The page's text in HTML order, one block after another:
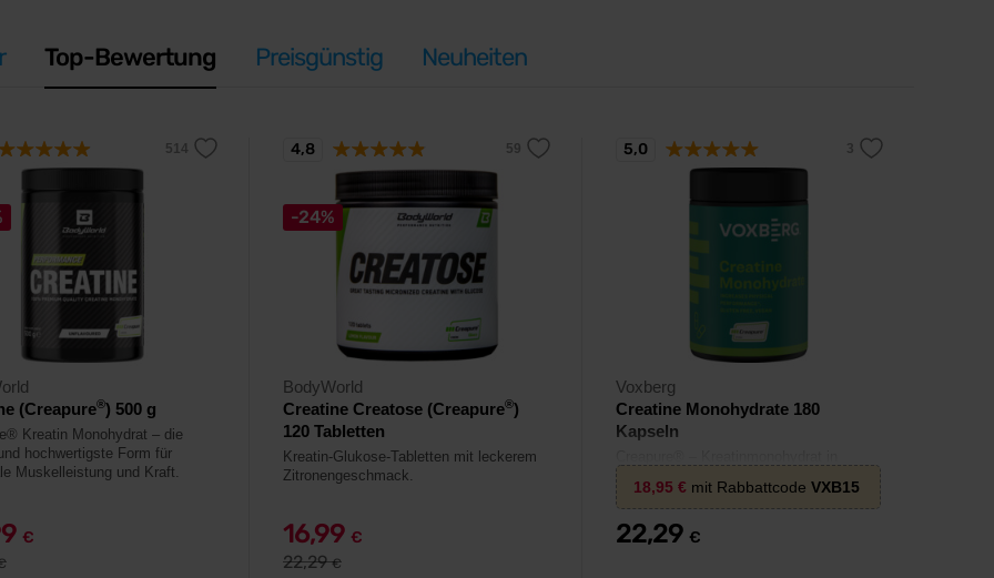
Top-Bewertung Preisgünstig Neuheiten
(Creapure®) 500 g
Kreatin Monohydrat – die
hochwertigste Form für
Muskelleistung und Kraft.
€
-24%
BodyWorld
Creatine Creatose (Creapure®)
120 Tabletten
Kreatin-Glukose-Tabletten mit leckerem
Zitronengeschmack.
16,99 €
22,29€
4,8
Voxberg
Creatine Monohydrate 180
Kapseln
bester Qualität und reinster Form.
18,95 € mit Rabbattcode VXB15
22,29 €
5,0